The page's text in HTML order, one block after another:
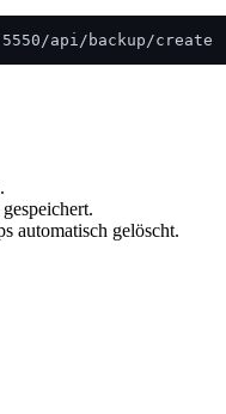
api/backup/create
automatisch gelöscht.